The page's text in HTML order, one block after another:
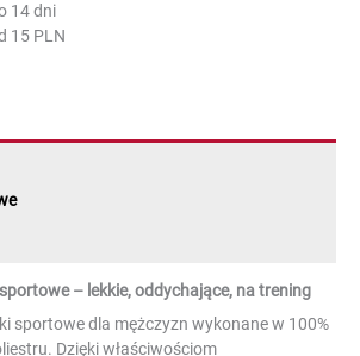
14 dni
15 PLN
– lekkie, oddychające, na trening
sportowe dla mężczyzn wykonane w 100%
Dzięki właściwościom